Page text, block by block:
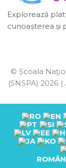
Explorează
cunoașterea și
© Școala
(SNSPA) 2026